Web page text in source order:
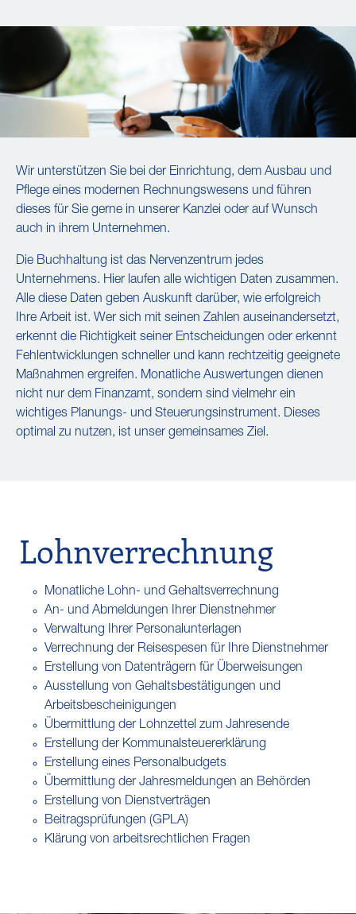
Wir unterstützen Sie bei der Einrichtung, dem Ausbau und
Pflege eines modernen Rechnungswesens und führen
dieses für Sie gerne in unserer Kanzlei oder auf Wunsch
auch in ihrem Unternehmen.
Die Buchhaltung ist das Nervenzentrum jedes
Unternehmens. Hier laufen alle wichtigen Daten zusammen.
Alle diese Daten geben Auskunft darüber, wie erfolgreich
Ihre Arbeit ist. Wer sich mit seinen Zahlen auseinandersetzt,
erkennt die Richtigkeit seiner Entscheidungen oder erkennt
Fehlentwicklungen schneller und kann rechtzeitig geeignete
Maßnahmen ergreifen. Monatliche Auswertungen dienen
nicht nur dem Finanzamt, sondern sind vielmehr ein
wichtiges Planungs- und Steuerungsinstrument. Dieses
optimal zu nutzen, ist unser gemeinsames Ziel.
Lohnverrechnung
Monatliche Lohn- und Gehaltsverrechnung
An- und Abmeldungen Ihrer Dienstnehmer
Verwaltung Ihrer Personalunterlagen
Verrechnung der Reisespesen für Ihre Dienstnehmer
Erstellung von Datenträgern für Überweisungen
Ausstellung von Gehaltsbestätigungen und
Arbeitsbescheinigungen
Übermittlung der Lohnzettel zum Jahresende
Erstellung der Kommunalsteuererklärung
Erstellung eines Personalbudgets
Übermittlung der Jahresmeldungen an Behörden
Erstellung von Dienstverträgen
Beitragsprüfungen (GPLA)
Klärung von arbeitsrechtlichen Fragen